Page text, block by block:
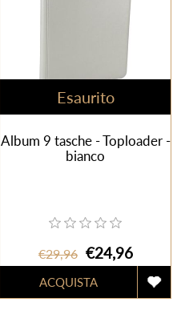
Esaurito
Album 9 tasche - Toploader -
bianco
€29,96 €24,96